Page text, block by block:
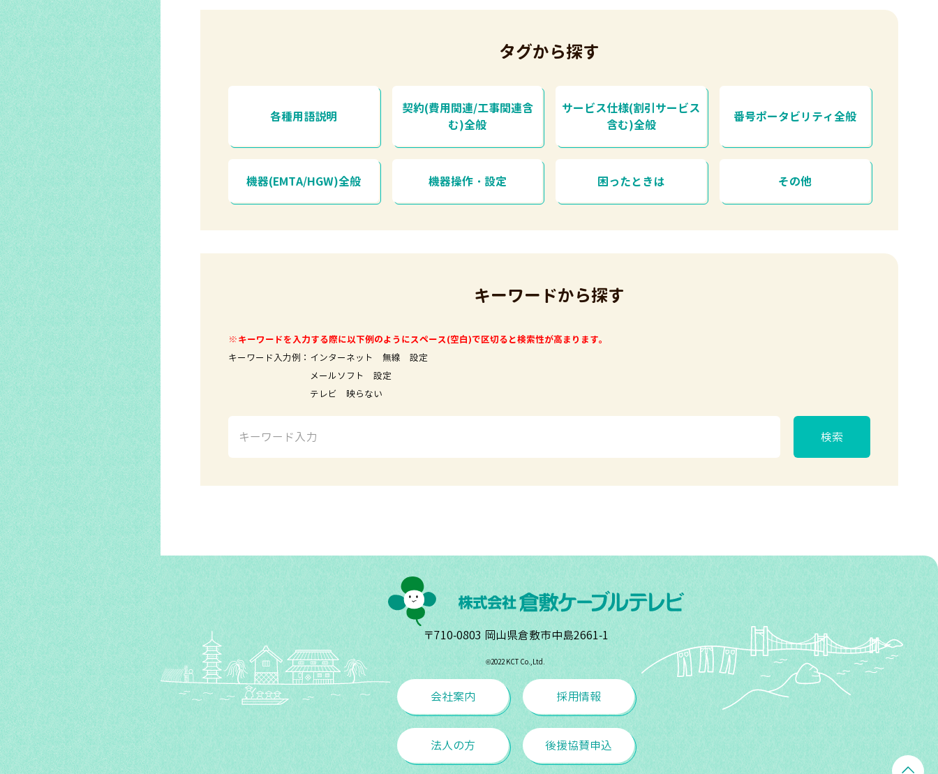
タグから探す
各種用語説明
契約(費用関連/工事関連含
む)全般
サービス仕様(割引サービス
含む)全般
番号ポータビリティ全般
機器(EMTA/HGW)全般 機器操作・設定 困ったときは その他
キーワードから探す
※キーワードを入力する際に以下例のようにスペース(空白)で区切ると検索性が高まります。
キーワード入力例：インターネット 無線 設定
メールソフト 設定
テレビ 映らない
検索
〒710-0803 岡山県倉敷市中島2661-1
©︎2022 KCT Co.,Ltd.
会社案内 採用情報
法人の方 後援協賛申込